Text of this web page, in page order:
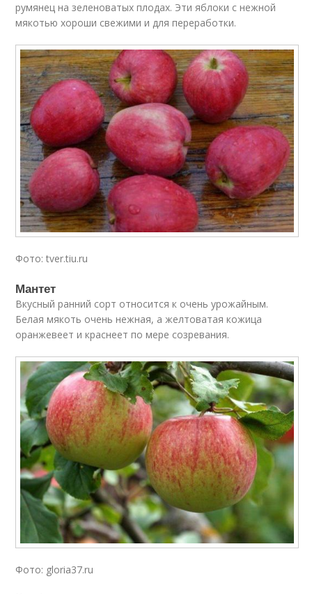
румянец на зеленоватых плодах. Эти яблоки с нежной
мякотью хороши свежими и для переработки.
Фото: tver.tiu.ru
Мантет
Вкусный ранний сорт относится к очень урожайным.
Белая мякоть очень нежная, а желтоватая кожица
оранжевеет и краснеет по мере созревания.
Фото: gloria37.ru